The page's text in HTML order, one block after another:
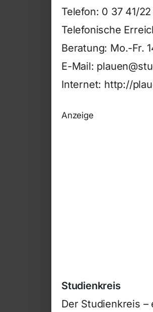
Telefon: 0 37 41/
Telefonische
Beratung: Mo.-Fr.
E-Mail:
Internet: http://
Anzeige
Studienkreis
Der Studienkreis